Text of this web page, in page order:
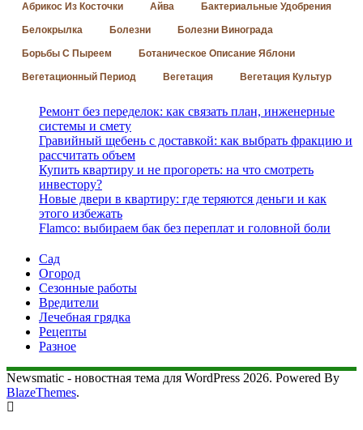
Абрикос Из Косточки Айва Бактериальные Удобрения
Белокрылка Болезни Болезни Винограда
Борьбы С Пыреем Ботаническое Описание Яблони
Вегетационный Период Вегетация Вегетация Культур
Ремонт без переделок: как связать план, инженерные
системы и смету
Гравийный щебень с доставкой: как выбрать фракцию и
рассчитать объем
Купить квартиру и не прогореть: на что смотреть
инвестору?
Новые двери в квартиру: где теряются деньги и как
этого избежать
Flamco: выбираем бак без переплат и головной боли
Сад
Огород
Сезонные работы
Вредители
Лечебная грядка
Рецепты
Разное
Newsmatic - новостная тема для WordPress 2026. Powered By
BlazeThemes.